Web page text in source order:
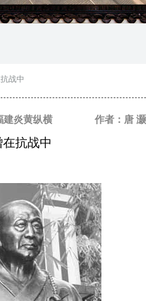
澳侨 坚持古为
战中
建炎黄纵横
作者：唐 灏
在抗战中